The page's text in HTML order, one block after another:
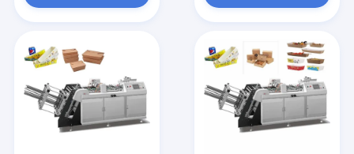
Produits
Au sujet de nous
Visite d'usine